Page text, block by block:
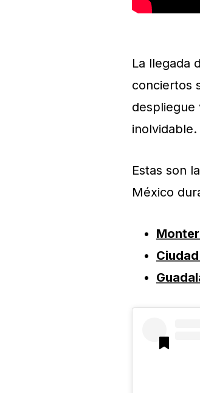
La llegada
conciertos
despliegue
inolvidable.
Estas son
México